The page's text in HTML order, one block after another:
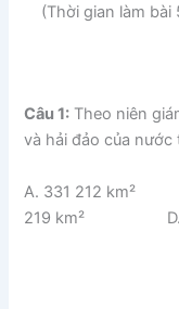
(Thời gian làm
Câu 1: Theo niên
và hải đảo của
A. 331 212
219 km² D.